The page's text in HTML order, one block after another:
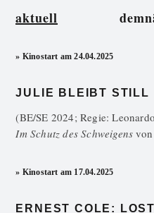
aktuell
» Kinostart am 24.04.2025
JULIE BLEIBT STILL
(BE/SE 2024; Regie:
Im Schutz des Schweigens
» Kinostart am 17.04.2025
ERNEST COLE: